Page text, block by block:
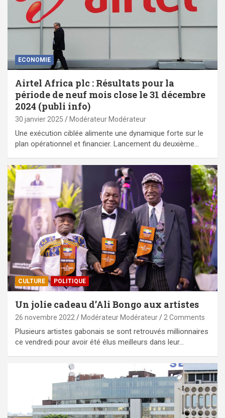
ECONOMIE
Airtel Africa plc : Résultats pour la
période de neuf mois close le 31 décembre
2024 (publi info)
30 janvier 2025 Modérateur Modérateur
Une exécution ciblée alimente une dynamique forte sur le
plan opérationnel et financier. Lancement du deuxième…
CULTURE POLITIQUE
Un jolie cadeau d’Ali Bongo aux artistes
26 novembre 2022 Modérateur Modérateur 2 Comments
Plusieurs artistes gabonais se sont retrouvés millionnaires
ce vendredi pour avoir été élus meilleurs dans leur…